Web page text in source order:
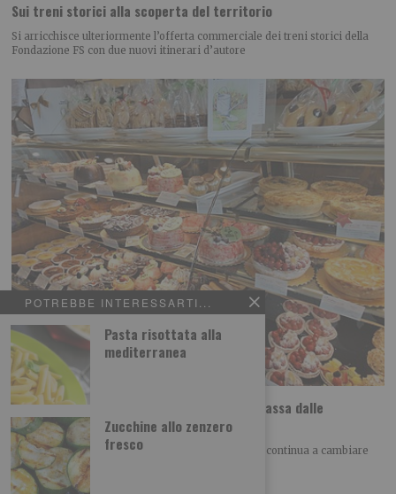
POTREBBE INTERESSARTI...
Pasta risottata alla
mediterranea
Zucchine allo zenzero
fresco
Sui treni storici alla scoperta del territorio
Si arricchisce ulteriormente l’offerta commerciale dei treni storici della
Fondazione FS con due nuovi itinerari d’autore
Dolci etnici a Torino, il viaggio nel mondo passa dalle
pasticcerie
SCOPRI – TO ALLA SCOPERTA DI TORINO Torino continua a cambiare
volto anche attraverso il cibo.